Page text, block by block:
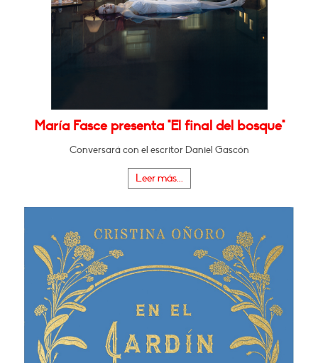
María Fasce presenta "El final del bosque"
Conversará con el escritor Daniel Gascón
Leer más...